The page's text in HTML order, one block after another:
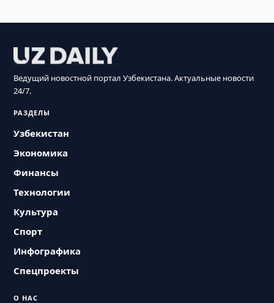
Ведущий новостной портал Узбекистана. Актуальные новости
24/7.
РАЗДЕЛЫ
Узбекистан
Экономика
Финансы
Технологии
Культура
Спорт
Инфографика
Спецпроекты
О НАС